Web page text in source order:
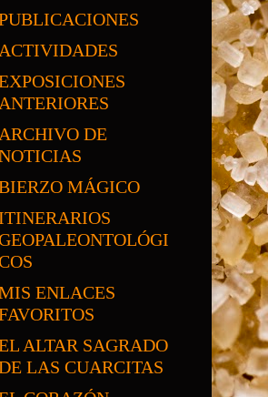
DE
MÁGICO
ENLACES
ALTAR SAGRADO
LAS CUARCITAS